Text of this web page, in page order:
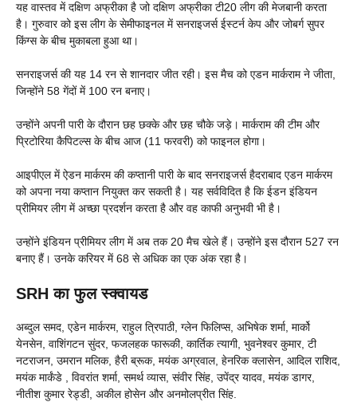
यह वास्तव में दक्षिण अफ्रीका है जो दक्षिण अफ्रीका टी20 लीग की मेजबानी करता
है। गुरुवार को इस लीग के सेमीफाइनल में सनराइजर्स ईस्टर्न केप और जोबर्ग सुपर
किंग्स के बीच मुकाबला हुआ था।
सनराइजर्स की यह 14 रन से शानदार जीत रही। इस मैच को एडन मार्कराम ने जीता,
जिन्होंने 58 गेंदों में 100 रन बनाए।
उन्होंने अपनी पारी के दौरान छह छक्के और छह चौके जड़े। मार्कराम की टीम और
प्रिटोरिया कैपिटल्स के बीच आज (11 फरवरी) को फाइनल होगा।
आइपीएल में ऐडन मार्करम की कप्तानी पारी के बाद सनराइजर्स हैदराबाद एडन मार्करम
को अपना नया कप्तान नियुक्त कर सकती है। यह सर्वविदित है कि ईडन इंडियन
प्रीमियर लीग में अच्छा प्रदर्शन करता है और वह काफी अनुभवी भी है।
उन्होंने इंडियन प्रीमियर लीग में अब तक 20 मैच खेले हैं। उन्होंने इस दौरान 527 रन
बनाए हैं। उनके करियर में 68 से अधिक का एक अंक रहा है।
SRH का फुल स्क्वायड
अब्दुल समद, एडेन मार्करम, राहुल त्रिपाठी, ग्लेन फिलिप्स, अभिषेक शर्मा, मार्को
येनसेन, वाशिंगटन सुंदर, फजलहक फारूकी, कार्तिक त्यागी, भुवनेश्वर कुमार, टी
नटराजन, उमरान मलिक, हैरी ब्रूक, मयंक अग्रवाल, हेनरिक क्लासेन, आदिल राशिद,
मयंक मार्कंडे , विवरांत शर्मा, समर्थ व्यास, संवीर सिंह, उपेंद्र यादव, मयंक डागर,
नीतीश कुमार रेड्डी, अकील होसेन और अनमोलप्रीत सिंह.